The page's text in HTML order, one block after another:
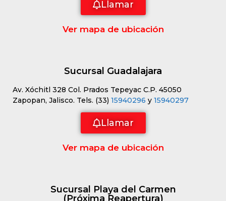
Llamar
Ver mapa de ubicación
Sucursal Guadalajara
Av. Xóchitl 328 Col. Prados Tepeyac C.P. 45050
Zapopan, Jalisco. Tels. (33) 15940296 y 15940297
Llamar
Ver mapa de ubicación
Sucursal Playa del Carmen
(Próxima Reapertura)